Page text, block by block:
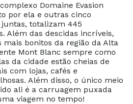
Domaine Evasion
por ela e outras cinco
totalizam 445
Além das descidas incríveis,
bonitos da região da Alta
Mont Blanc sempre como
da cidade estão cheias de
com lojas, cafés e
Além disso, o único meio
ali é a carruagem puxada
viagem no tempo!